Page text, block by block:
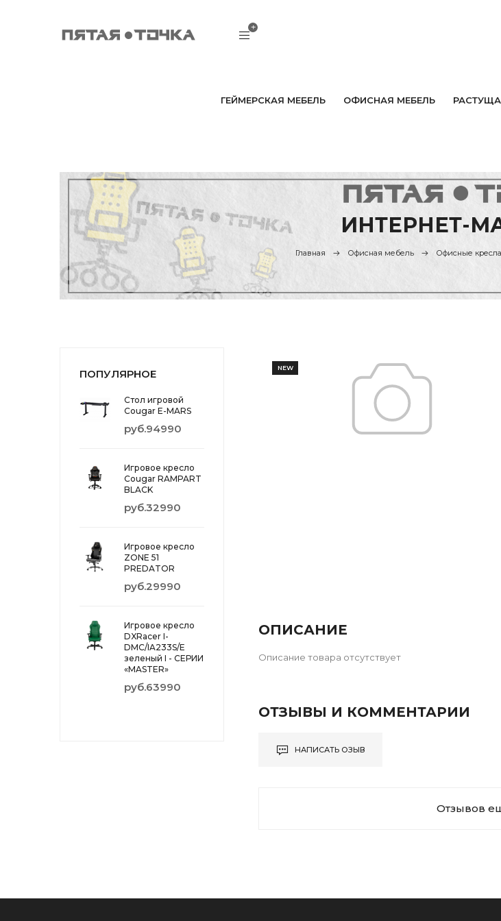
ГЕЙМЕРСКАЯ МЕБЕЛЬ ОФИСНАЯ МЕБЕЛЬ
ИНТЕРНЕТ-
Главная Офисная мебель Офисные кресла
NEW
ОПИСАНИЕ
Описание товара отсутствует
ОТЗЫВЫ И КОММЕНТАРИИ
НАПИСАТЬ ОЗЫВ
Отзывов
ПОПУЛЯРНОЕ
Стол игровой
Cougar E-MARS
руб.94990
Игровое кресло
Cougar RAMPART
BLACK
руб.32990
Игровое кресло
ZONE 51
PREDATOR
руб.29990
Игровое кресло
DXRacer I-
DMC/IA233S/E
зеленый I - СЕРИИ
«MASTER»
руб.63990